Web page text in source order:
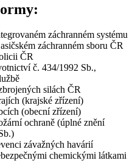
záchranném systému
záchranném sboru ČR
ČR
č. 434/1992 Sb.,
silách ČR
(krajské zřízení)
(obecní zřízení)
ochraně (úplné znění
závažných havárií
chemickými látkami